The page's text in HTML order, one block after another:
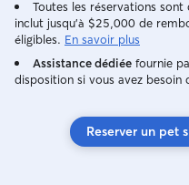
Toutes les réservations
inclut jusqu'à $25,000 de
éligibles. En savoir plus
Assistance dédiée fournie
disposition si vous avez besoin
Reserver un pet